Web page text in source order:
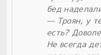
бед
— Троян, у
есть?
Не всегда